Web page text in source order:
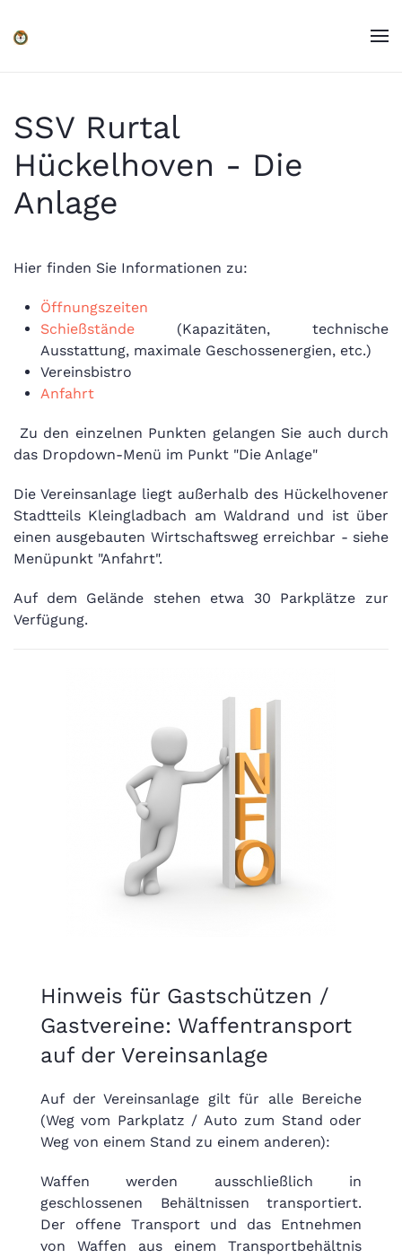
SSV Rurtal
Hückelhoven - Die
Anlage
Hier finden Sie Informationen zu:
Öffnungszeiten
Schießstände (Kapazitäten, technische
Ausstattung, maximale Geschossenergien, etc.)
Vereinsbistro
Anfahrt
Zu den einzelnen Punkten gelangen Sie auch durch
das Dropdown-Menü im Punkt "Die Anlage"
Die Vereinsanlage liegt außerhalb des Hückelhovener
Stadtteils Kleingladbach am Waldrand und ist über
einen ausgebauten Wirtschaftsweg erreichbar - siehe
Menüpunkt "Anfahrt".
Auf dem Gelände stehen etwa 30 Parkplätze zur
Verfügung.
Hinweis für Gastschützen /
Gastvereine: Waffentransport
auf der Vereinsanlage
Auf der Vereinsanlage gilt für alle Bereiche
(Weg vom Parkplatz / Auto zum Stand oder
Weg von einem Stand zu einem anderen):
Waffen werden ausschließlich in
geschlossenen Behältnissen transportiert.
Der offene Transport und das Entnehmen
von Waffen aus einem Transportbehältnis